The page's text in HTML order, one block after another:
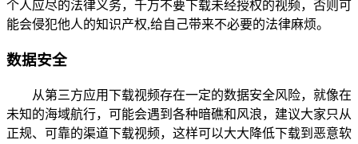
个人应尽的法律义务，千万不要下载未经授权的视频，否则可
能会侵犯他人的知识产权,给自己带来不必要的法律麻烦。
数据安全
从第三方应用下载视频存在一定的数据安全风险，就像在
未知的海域航行，可能会遇到各种暗礁和风浪，建议大家只从
正规、可靠的渠道下载视频，这样可以大大降低下载到恶意软